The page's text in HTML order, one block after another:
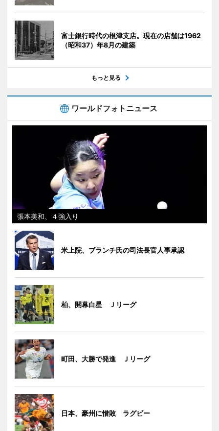
富士銀行時代の根津支店。現在の店舗は1962
（昭和37）年8月の建築
もっと見る
ワールドフォトニュース
張本美和、４強入り
米上院、ブランチ氏の司法長官人事承認
柏、開幕白星 Ｊリーグ
町田、大勝で発進 Ｊリーグ
日本、豪州に惜敗 ラグビー